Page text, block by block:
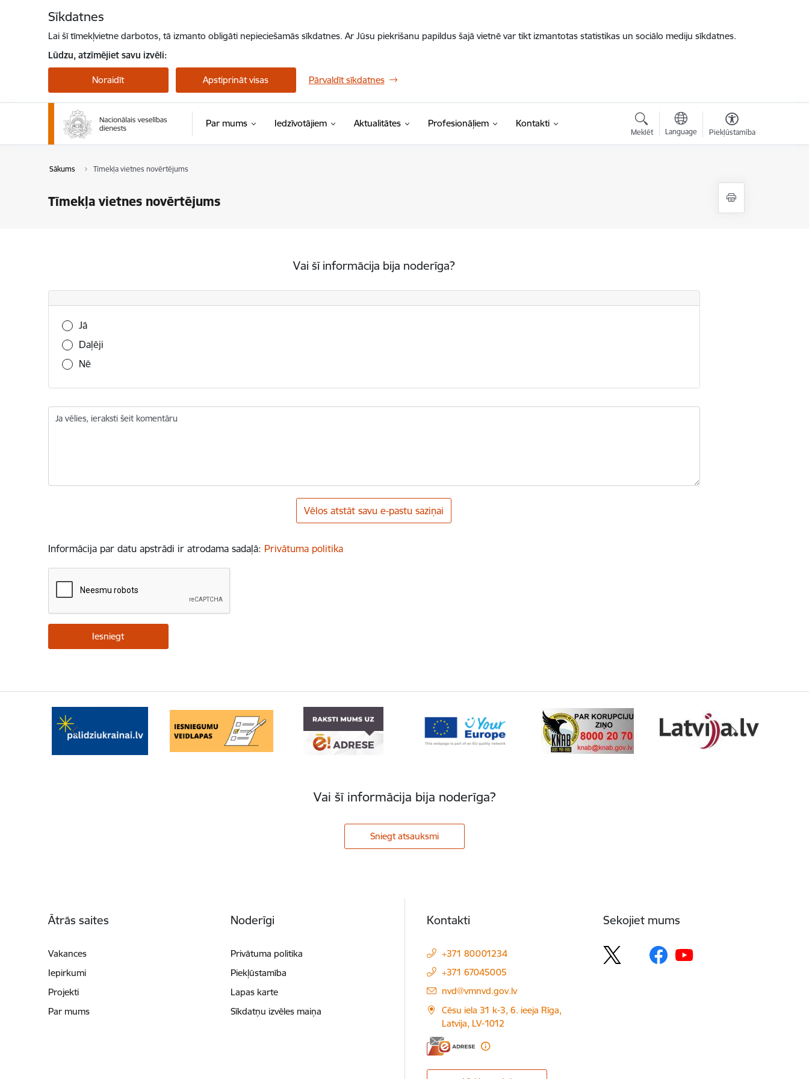
Sīkdatnes
Lai šī tīmekļvietne darbotos, tā izmanto obligāti nepieciešamās sīkdatnes. Ar Jūsu piekrišanu papildus šajā vietnē var tikt izmantotas statistikas un sociālo mediju sīkdatnes.
Lūdzu, atzīmējiet savu izvēli:
Noraidīt Apstiprināt visas Pārvaldīt sīkdatnes
Par mums Iedzīvotājiem Aktualitātes Profesionāļiem Kontakti
Meklēt Language Piekļūstamība
Sākums Tīmekļa vietnes novērtējums
Tīmekļa vietnes novērtējums
Vai šī informācija bija noderīga?
Vai šī informācija bija noderīga?
Jā
Daļēji
Nē
Ja vēlies, ieraksti šeit komentāru
Vēlos atstāt savu e-pastu saziņai
Informācija par datu apstrādi ir atrodama sadaļā: Privātuma politika
Vai šī informācija bija noderīga?
Sniegt atsauksmi
Ātrās saites
Vakances
Iepirkumi
Projekti
Par mums
Noderīgi
Privātuma politika
Piekļūstamība
Lapas karte
Sīkdatņu izvēles maiņa
Kontakti
+371 80001234
+371 67045005
E-pasts:
nvd@vmnvd.gov.lv
Cēsu iela 31 k-3, 6. ieeja Rīga,
Latvija, LV-1012
Sekojiet mums